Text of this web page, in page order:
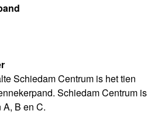
Schiedam Centrum is het tien
Schiedam Centrum is
B en C.